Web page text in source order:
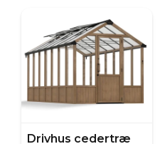
Drivhus cedertræ